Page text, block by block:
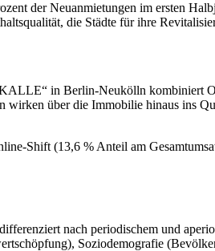
der Neuanmietungen im ersten
die Städte für ihre
in Berlin-Neukölln
über die Immobilie hinaus ins
Shift (13,6 % Anteil am
nach periodischem und
Soziodemografie